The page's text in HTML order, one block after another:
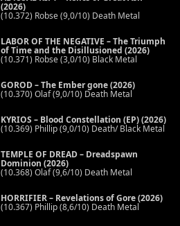
(2026)
(10.372) Robse (9,0/10) Death Metal
LABOR OF THE NEGATIVE – The Triumph
of Time and the Disillusioned (2026)
(10.371) Robse (3,0/10) Black Metal
GOROD – The Ember gone (2026)
(10.370) Olaf (9,0/10) Death Metal
KYRIOS – Blood Constellation (EP) (2026)
(10.369) Phillip (9,0/10) Death/ Black Metal
TEMPLE OF DREAD – Dreadspawn
Dominion (2026)
(10.368) Olaf (9,6/10) Death Metal
HORRIFIER – Revelations of Gore (2026)
(10.367) Phillip (8,6/10) Death Metal